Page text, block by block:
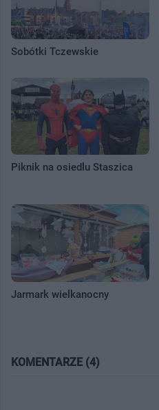
Sobótki Tczewskie
Piknik na osiedlu Staszica
Jarmark wielkanocny
KOMENTARZE (4)